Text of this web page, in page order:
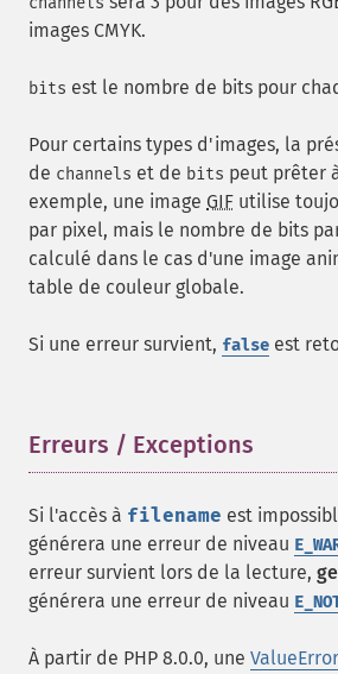
images CMYK.
bits est le nombre de bits pour
Pour certains types d'images, la
de channels et de bits peut prêter
exemple, une image GIF utilise
par pixel, mais le nombre de bits
calculé dans le cas d'une image
table de couleur globale.
Si une erreur survient, false est
Erreurs / Exceptions
Si l'accès à filename est
générera une erreur de niveau
erreur survient lors de la lecture,
générera une erreur de niveau
À partir de PHP 8.0.0, une ValueError